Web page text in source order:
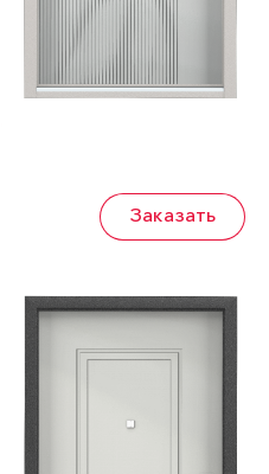
Заказать